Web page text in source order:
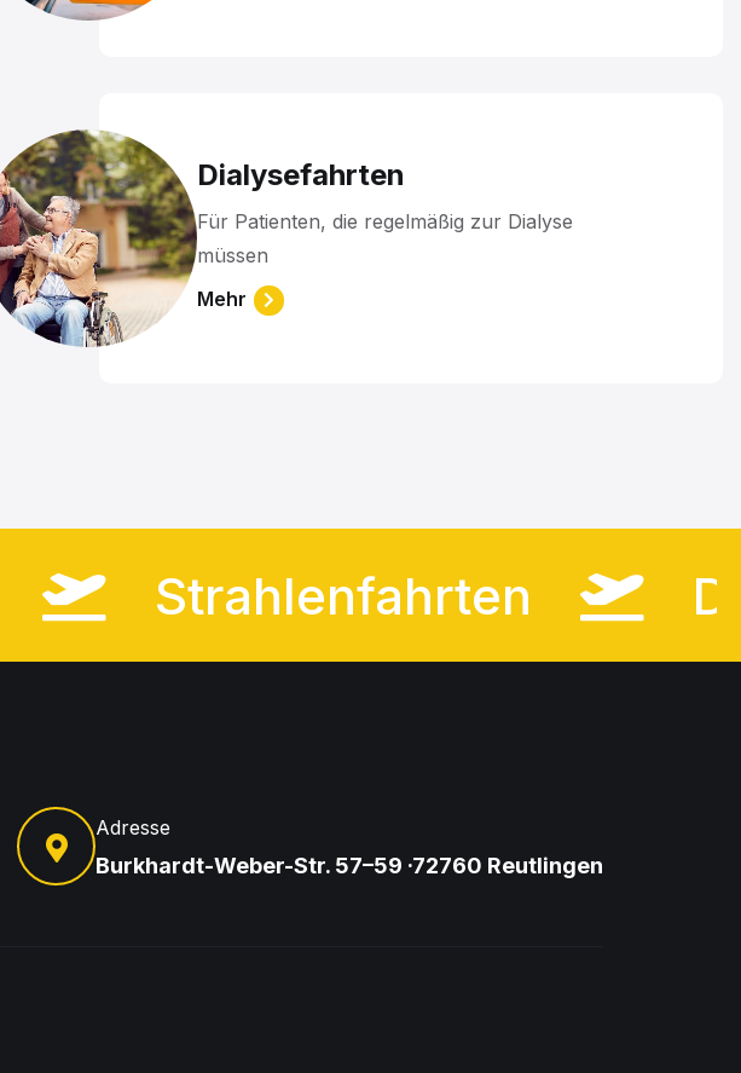
Dialysefahrten
Für Patienten, die regelmäßig zur Dialyse
müssen
Strahlenfahrten
Adresse
Burkhardt-Weber-Str. 57–59 ·72760 Reutlingen